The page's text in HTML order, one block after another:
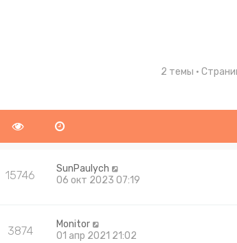
2 темы •
15746
SunPaulych
06 окт 2023 07:19
3874
Monitor
01 апр 2021 21:02